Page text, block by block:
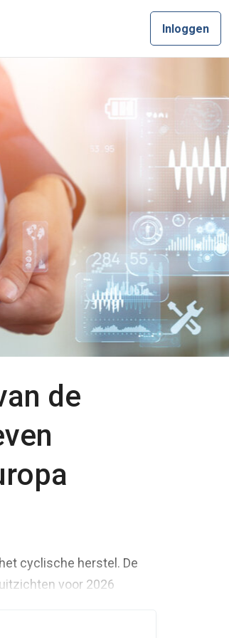
Inloggen
de
cyclische herstel. De
voor 2026